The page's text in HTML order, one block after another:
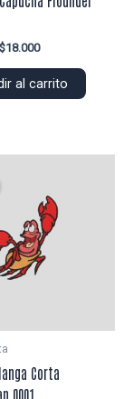
El
original
$18.000El
actual
al carrito
Corta
0001